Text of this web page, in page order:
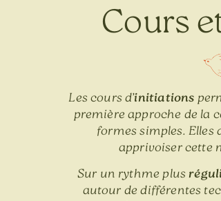
Cours
Les cours d’initiations
première approche de la
formes simples. Elles
apprivoiser cette
Sur un rythme plus
autour de différentes